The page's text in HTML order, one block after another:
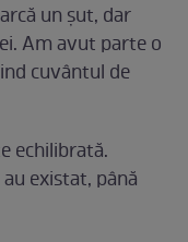
un șut, dar
Am avut parte o
cuvântul de
echilibrată.
existat, până